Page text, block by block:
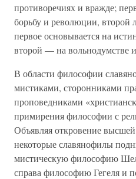
противоречиях и вражде;
борьбу и революции, второй
первое основывается на
второй — на вольнодумстве
В области философии
мистиками, сторонниками
проповедниками
примирения философии с
Объявляя откровение
некоторые славянофилы
мистическую философию
справа философию Гегеля и